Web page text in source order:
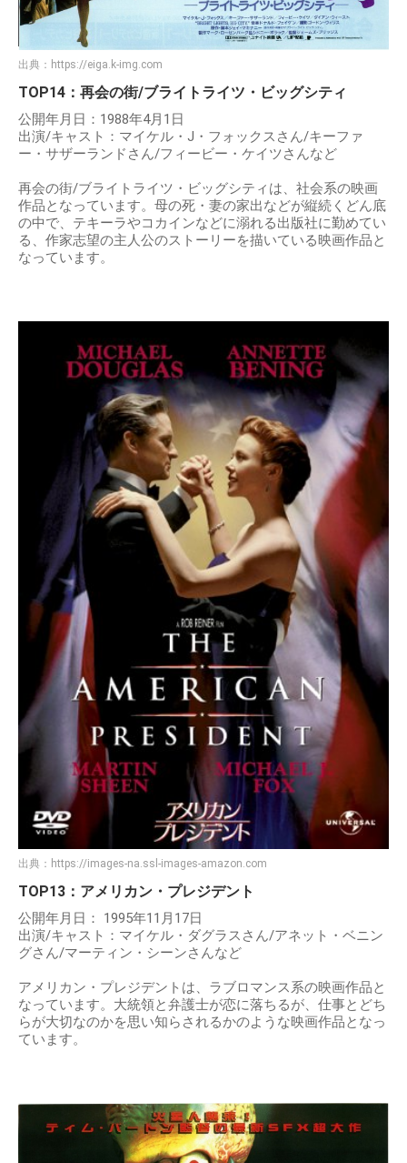
出典： https://eiga.k-img.com
TOP14：再会の街/ブライトライツ・ビッグシティ
公開年月日：1988年4月1日
出演/キャスト：マイケル・J・フォックスさん/キーファ
ー・サザーランドさん/フィービー・ケイツさんなど
再会の街/ブライトライツ・ビッグシティは、社会系の映画
作品となっています。母の死・妻の家出などが縦続くどん底
の中で、テキーラやコカインなどに溺れる出版社に勤めてい
る、作家志望の主人公のストーリーを描いている映画作品と
なっています。
出典： https://images-na.ssl-images-amazon.com
TOP13：アメリカン・プレジデント
公開年月日： 1995年11月17日
出演/キャスト：マイケル・ダグラスさん/アネット・ベニン
グさん/マーティン・シーンさんなど
アメリカン・プレジデントは、ラブロマンス系の映画作品と
なっています。大統領と弁護士が恋に落ちるが、仕事とどち
らが大切なのかを思い知らされるかのような映画作品となっ
ています。